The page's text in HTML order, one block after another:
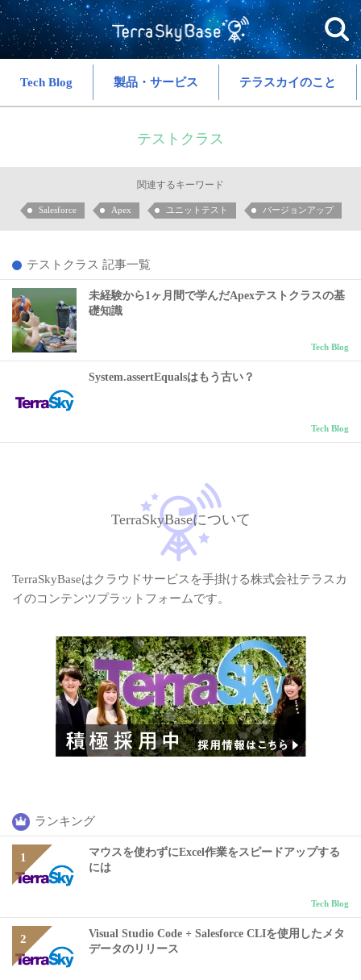
Tech Blog 製品・サービス テラスカイのこと
テストクラス
関連するキーワード
Salesforce Apex ユニットテスト バージョンアップ
テストクラス 記事一覧
未経験から1ヶ月間で学んだApexテストクラスの基
礎知識
Tech Blog
System.assertEqualsはもう古い？
Tech Blog
TerraSkyBaseについて
TerraSkyBaseはクラウドサービスを手掛ける株式会社テラスカ
イのコンテンツプラットフォームです。
ランキング
マウスを使わずにExcel作業をスピードアップする
には
Tech Blog
Visual Studio Code + Salesforce CLIを使用したメタ
データのリリース